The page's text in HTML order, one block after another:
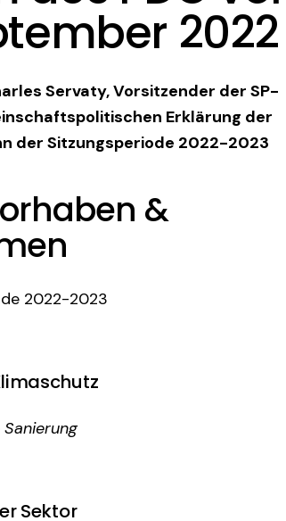
2022
Servaty, Vorsitzender der SP-
Erklärung der
der Sitzungsperiode 2022-2023
&
2022-2023
Sektor